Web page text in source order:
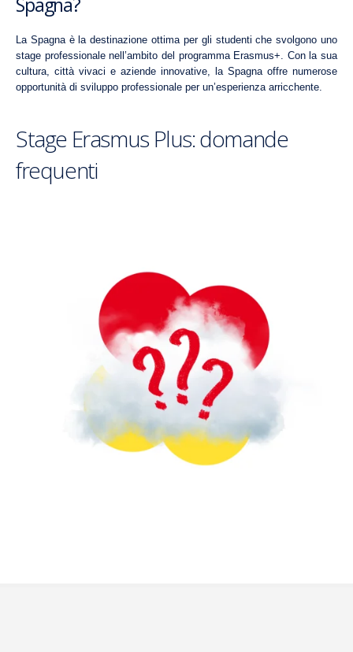
La Spagnaè la destinazione ottima per gli studenti che svolgono uno
stage professionale nell’ambito del programma Erasmus+. Con la sua
cultura, città vivaci e aziende innovative, la Spagna offre numerose
opportunità di sviluppo professionale per un’esperienza arricchente.
Stage Erasmus Plus: domande
frequenti